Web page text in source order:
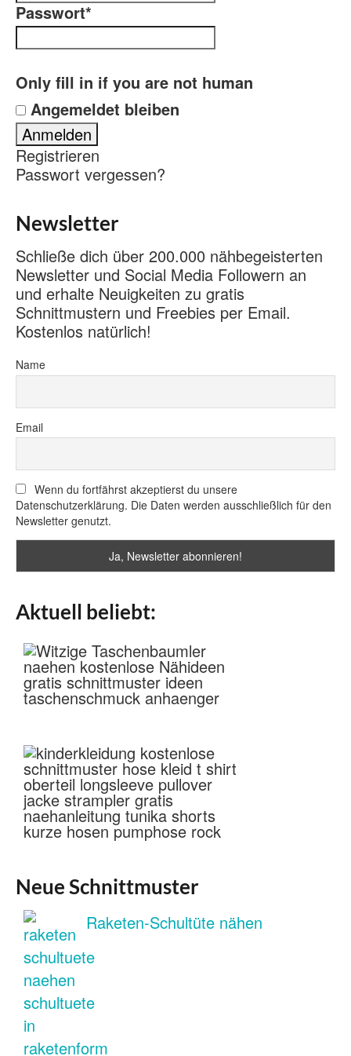
Passwort*
Only fill in if you are not human
Angemeldet bleiben
Registrieren
Passwort vergessen?
Newsletter
Schließe dich über 200.000 nähbegeisterten
Newsletter und Social Media Followern an
und erhalte Neuigkeiten zu gratis
Schnittmustern und Freebies per Email.
Kostenlos natürlich!
Name
Email
Wenn du fortfährst akzeptierst du unsere
Datenschutzerklärung. Die Daten werden ausschließlich für den
Newsletter genutzt.
Aktuell beliebt:
Neue Schnittmuster
Raketen-Schultüte nähen